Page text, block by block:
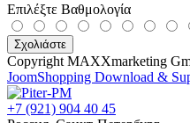
Επιλέξτε Βαθμολογία
Copyright MAXXmarketing
JoomShopping Download &
+7 (921) 904 40 45